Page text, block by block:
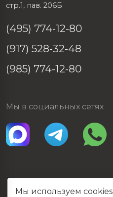
стр.1, пав. 206Б
(495) 774-12-80
(917) 528-32-48
(985) 774-12-80
Мы в социальных сетях
Мы используем